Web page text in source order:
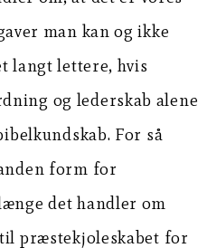
man kan og ikke
langt lettere, hvis
og lederskab alene
For så
form for
det handler om
præstekjoleskabet for